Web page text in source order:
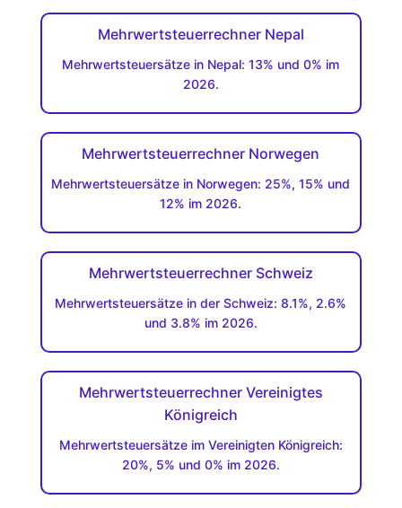
Mehrwertsteuerrechner Nepal
Mehrwertsteuersätze in Nepal: 13% und 0% im
2026.
Mehrwertsteuerrechner Norwegen
Mehrwertsteuersätze in Norwegen: 25%, 15% und
12% im 2026.
Mehrwertsteuerrechner Schweiz
Mehrwertsteuersätze in der Schweiz: 8.1%, 2.6%
und 3.8% im 2026.
Mehrwertsteuerrechner Vereinigtes
Königreich
Mehrwertsteuersätze im Vereinigten Königreich:
20%, 5% und 0% im 2026.